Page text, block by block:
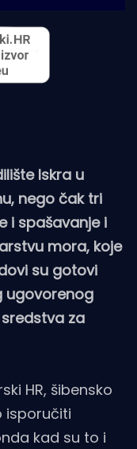
Iskra u
nego čak tri
i spašavanje i
mora, koje
su gotovi
ugovorenog
za
HR, šibensko
isporučiti
kad su to i